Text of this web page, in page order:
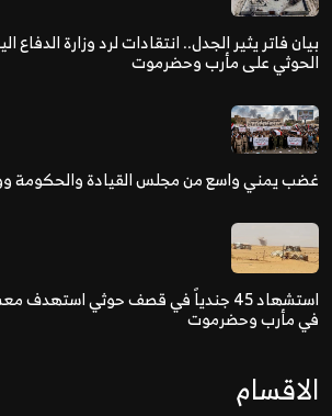
بيان فاتر يثير الجدل.. انتقادات لرد وزارة الدفاع
الحوثي على مأرب وحضرموت
غضب يمني واسع من مجلس القيادة والحكومة
استشهاد 45 جندياً في قصف حوثي
في مأرب وحضرموت
الاقسام